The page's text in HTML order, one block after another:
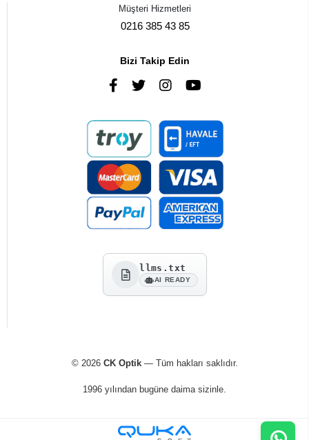
Müşteri Hizmetleri
0216 385 43 85
Bizi Takip Edin
llms.txt
AI READY
© 2026 CK Optik— Tüm hakları saklıdır.
1996 yılından bugüne daima sizinle.